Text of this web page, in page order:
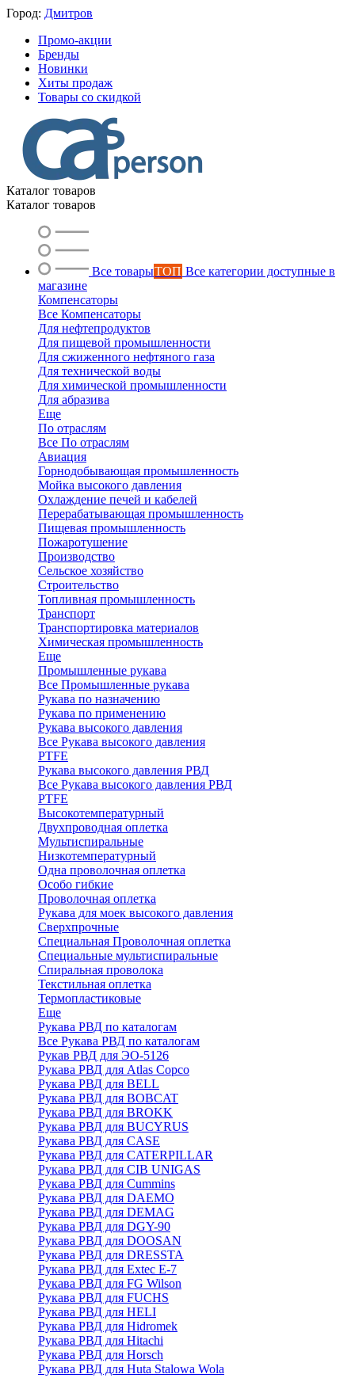
Город: Дмитров
Промо-акции
Бренды
Новинки
Хиты продаж
Товары со скидкой
Каталог товаров
Каталог товаров
Все товарыТОП Все категории доступные в
магазине
Компенсаторы
Все Компенсаторы
Для нефтепродуктов
Для пищевой промышленности
Для сжиженного нефтяного газа
Для технической воды
Для химической промышленности
Для абразива
Еще
По отраслям
Все По отраслям
Авиация
Горнодобывающая промышленность
Мойка высокого давления
Охлаждение печей и кабелей
Перерабатывающая промышленность
Пищевая промышленность
Пожаротушение
Производство
Сельское хозяйство
Строительство
Топливная промышленность
Транспорт
Транспортировка материалов
Химическая промышленность
Еще
Промышленные рукава
Все Промышленные рукава
Рукава по назначению
Рукава по применению
Рукава высокого давления
Все Рукава высокого давления
PTFE
Рукава высокого давления РВД
Все Рукава высокого давления РВД
PTFE
Высокотемпературный
Двухпроводная оплетка
Мультиспиральные
Низкотемпературный
Одна проволочная оплетка
Особо гибкие
Проволочная оплетка
Рукава для моек высокого давления
Сверхпрочные
Специальная Проволочная оплетка
Специальные мультиспиральные
Спиральная проволока
Текстильная оплетка
Термопластиковые
Еще
Рукава РВД по каталогам
Все Рукава РВД по каталогам
Рукав РВД для ЭО-5126
Рукава РВД для Atlas Copco
Рукава РВД для BELL
Рукава РВД для BOBCAT
Рукава РВД для BROKK
Рукава РВД для BUCYRUS
Рукава РВД для CASE
Рукава РВД для CATERPILLAR
Рукава РВД для CIB UNIGAS
Рукава РВД для Cummins
Рукава РВД для DAEMO
Рукава РВД для DEMAG
Рукава РВД для DGY-90
Рукава РВД для DOOSAN
Рукава РВД для DRESSTA
Рукава РВД для Extec E-7
Рукава РВД для FG Wilson
Рукава РВД для FUCHS
Рукава РВД для HELI
Рукава РВД для Hidromek
Рукава РВД для Hitachi
Рукава РВД для Horsch
Рукава РВД для Huta Stalowa Wola